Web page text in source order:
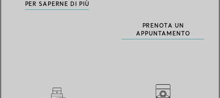
PER SAPERNE DI PIÙ
PRENOTA UN
APPUNTAMENTO